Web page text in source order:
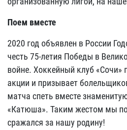
Поем вместе
2020 год объявлен в России
честь 75-летия Победы в
войне. Хоккейный клуб «Сочи»
акции и призывает
матча спеть вместе
«Катюша». Таким жестом мы
сражался за нашу родину!